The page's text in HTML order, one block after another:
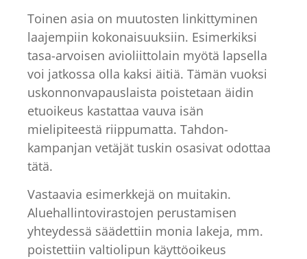
Toinen asia on muutosten linkittyminen
laajempiin kokonaisuuksiin. Esimerkiksi
tasa-arvoisen avioliittolain myötä lapsella
voi jatkossa olla kaksi äitiä. Tämän vuoksi
uskonnonvapauslaista poistetaan äidin
etuoikeus kastattaa vauva isän
mielipiteestä riippumatta. Tahdon-
kampanjan vetäjät tuskin osasivat odottaa
tätä.
Vastaavia esimerkkejä on muitakin.
Aluehallintovirastojen perustamisen
yhteydessä säädettiin monia lakeja, mm.
poistettiin valtiolipun käyttöoikeus